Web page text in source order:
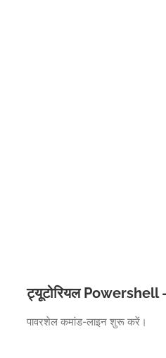
ट्यूटोरियल Powershell -
पावरशेल कमांड-लाइन शुरू करें।